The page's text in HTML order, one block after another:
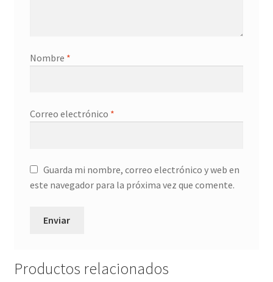
Nombre *
Correo electrónico *
Guarda mi nombre, correo electrónico y web en
este navegador para la próxima vez que comente.
Productos relacionados